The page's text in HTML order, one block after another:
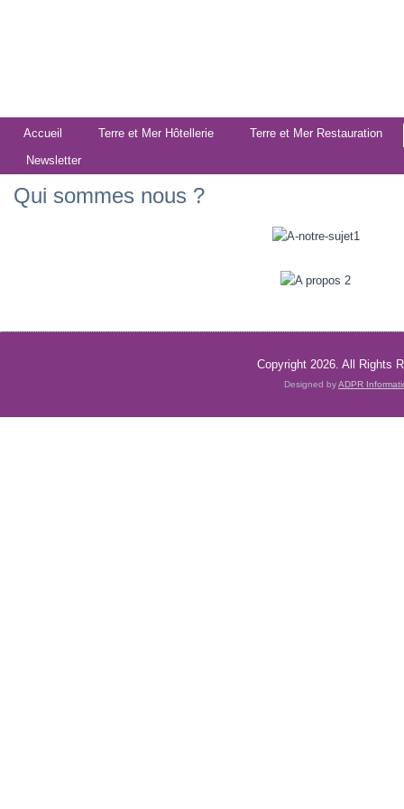
Accueil Terre et Mer Hôtellerie
Terre et Mer Restauration
Newsletter
Qui sommes nous ?
Copyright 2026. All Rights
Designed byADPR